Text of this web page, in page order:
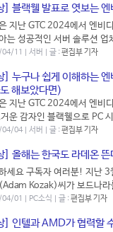
] 블랙웰 발표로 엿보는
지난 GTC 2024에서 엔비
는 성공적인 서버 솔루션
11 | 서버 | 글 :편집부 기자
] 누구나 쉽게 이해하는
해보았다면)
지난 GTC 2024에서 엔비
운 감자인 블랙웰으로 PC
04 | 서버 | 글 :편집부 기자
] 올해는 한국도 라데온
세요 구독자 여러분! 지난
Kozak)씨가 보드나라
01 | PC소식 | 글 :편집부 기자
] 인텔과 AMD가 협력할